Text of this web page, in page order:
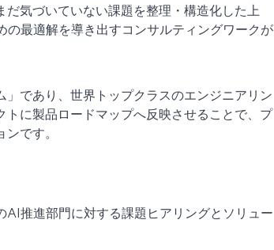
気づいていない課題を整理・構造化した上
最適解を導き出すコンサルティングワークが
であり、世界トップクラスのエンジニアリン
に製品ロードマップへ反映させることで、プ
です。
推進部門に対する課題ヒアリングとソリュー